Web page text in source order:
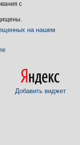
с
на нашем
Добавить виджет